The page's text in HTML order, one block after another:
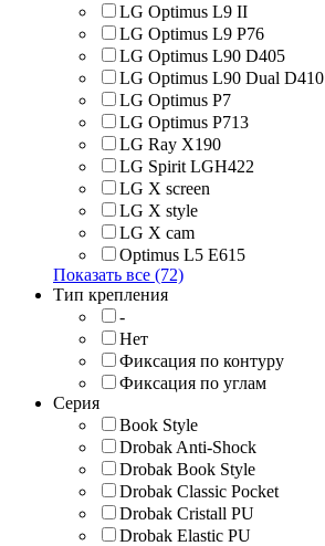
LG Optimus L9 II
LG Optimus L9 P76
LG Optimus L90 D405
LG Optimus L90 Dual D410
LG Optimus P7
LG Optimus P713
LG Ray X190
LG Spirit LGH422
LG X screen
LG X style
LG Х cam
Optimus L5 E615
Показать все (72)
Тип крепления
-
Нет
Фиксация по контуру
Фиксация по углам
Серия
Book Style
Drobak Anti-Shock
Drobak Book Style
Drobak Classic Pocket
Drobak Cristall PU
Drobak Elastic PU